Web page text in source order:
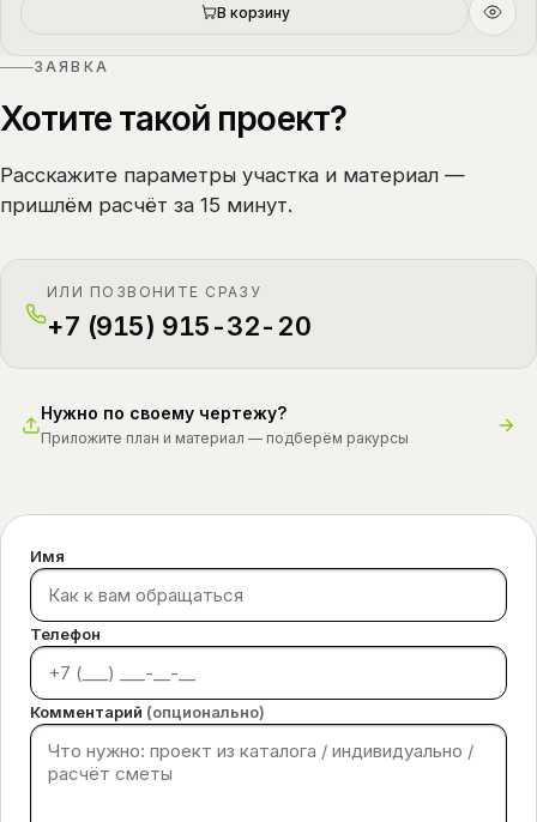
В корзину
ЗАЯВКА
Хотите такой проект?
Расскажите параметры участка и материал —
пришлём расчёт за 15 минут.
ИЛИ ПОЗВОНИТЕ СРАЗУ
+7 (915) 915-32-20
Нужно по своему чертежу?
Приложите план и материал — подберём ракурсы
Имя
Телефон
Комментарий (опционально)